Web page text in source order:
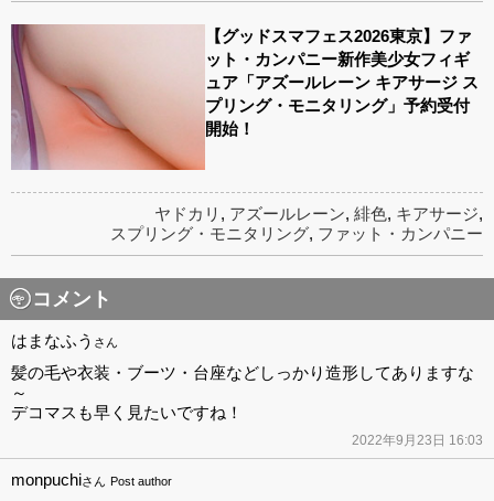
【グッドスマフェス2026東京】ファ
ット・カンパニー新作美少女フィギ
ュア「アズールレーン キアサージ ス
プリング・モニタリング」予約受付
開始！
ヤドカリ , アズールレーン, 緋色, キアサージ,
スプリング・モニタリング, ファット・カンパニー
コメント
はまなふう さん
髪の毛や衣装・ブーツ・台座などしっかり造形してありますな
～
デコマスも早く見たいですね！
2022年9月23日 16:03
monpuchiさん Post author